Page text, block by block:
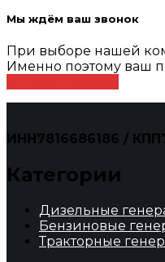
Мы ждём ваш звонок
При выборе нашей
Именно поэтому ваш
ИНН7816686186 /
Категории
Дизельные
Бензиновые
Тракторные